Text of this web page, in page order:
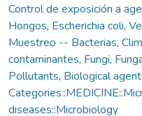
Control de exposición a
Hongos, Escherichia coli,
Muestreo -- Bacterias,
contaminantes, Fungi,
Pollutants, Biological
diseases::Microbiology